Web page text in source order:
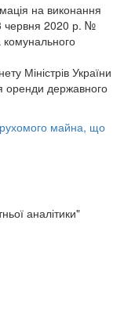
на виконання
3 червня 2020 р. №
Міністрів України
оренди державного
майна, що
аналітики"